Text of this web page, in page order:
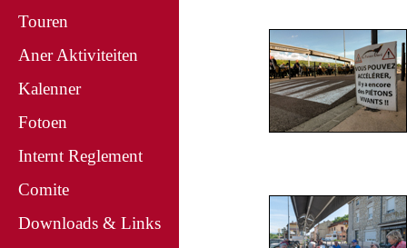
Touren
Aner Aktiviteiten
Kalenner
Fotoen
Internt Reglement
Comite
Downloads & Links